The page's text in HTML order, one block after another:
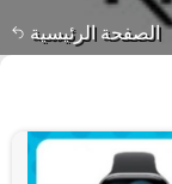
الصفحة الرئيسية